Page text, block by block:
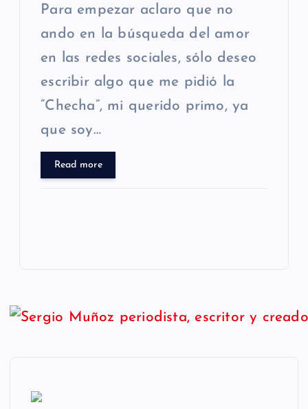
Para empezar aclaro que no
ando en la búsqueda del amor
en las redes sociales, sólo deseo
escribir algo que me pidió la
“Checha”, mi querido primo, ya
que soy…
Read more